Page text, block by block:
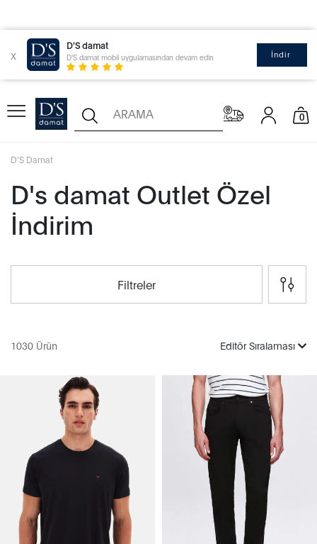
x
D'S damat
D'S damat mobil uygulamasından devam edin İndir
0
D'S Damat
D's damat Outlet Özel
İndirim
Filtreler
1030 Ürün Editör Sıralaması